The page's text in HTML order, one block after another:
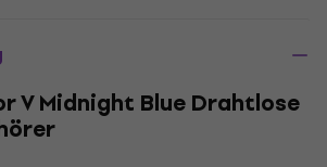
V Midnight Blue Drahtlose